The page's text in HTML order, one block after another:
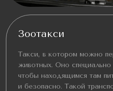
Зоотакси
Такси, в котором можно
животных. Оно
чтобы находящимся там
и безопасно. Такой